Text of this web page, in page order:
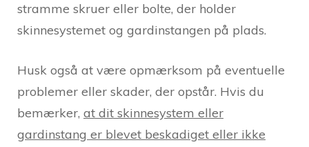
stramme skruer eller bolte, der holder
skinnesystemet og gardinstangen på plads.
Husk også at være opmærksom på eventuelle
problemer eller skader, der opstår. Hvis du
bemærker, at dit skinnesystem eller
gardinstang er blevet beskadiget eller ikke